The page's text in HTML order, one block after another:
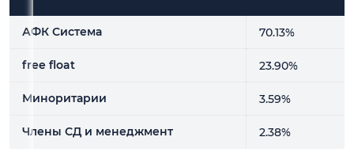
АФК Система
70.13%
free float 23.90%
Миноритарии 3.59%
Члены СД и менеджмент 2.38%